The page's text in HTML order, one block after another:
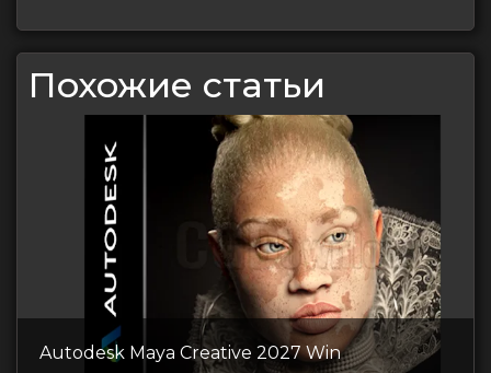
Похожие статьи
Autodesk Maya Creative 2027 Win